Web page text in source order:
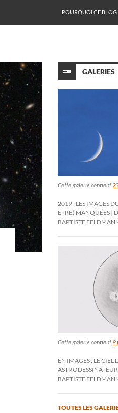
POURQUOI CE BLOG
GALERIES
Cette galerie contient
2019 : LES IMAGES
ÊTRE) MANQUÉES
BAPTISTE
Cette galerie contient 9
EN IMAGES : LE CIEL
ASTRODESSINATEUR
BAPTISTE
TOUTES LES